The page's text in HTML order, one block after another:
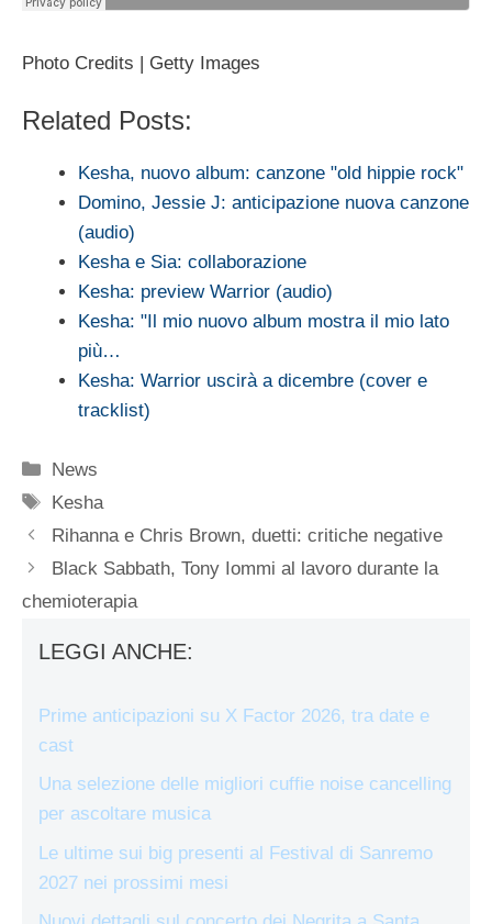
Photo Credits | Getty Images
Related Posts:
Kesha, nuovo album: canzone "old hippie rock"
Domino, Jessie J: anticipazione nuova canzone
(audio)
Kesha e Sia: collaborazione
Kesha: preview Warrior (audio)
Kesha: "Il mio nuovo album mostra il mio lato
più…
Kesha: Warrior uscirà a dicembre (cover e
tracklist)
Categorie
News
Tag
Kesha
Rihanna e Chris Brown, duetti: critiche negative
Black Sabbath, Tony Iommi al lavoro durante la
chemioterapia
LEGGI ANCHE:
Prime anticipazioni su X Factor 2026, tra date e
cast
Una selezione delle migliori cuffie noise cancelling
per ascoltare musica
Le ultime sui big presenti al Festival di Sanremo
2027 nei prossimi mesi